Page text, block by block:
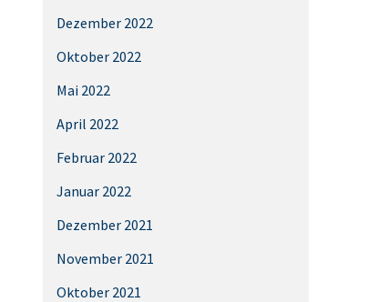
Dezember 2022
Oktober 2022
Mai 2022
April 2022
Februar 2022
Januar 2022
Dezember 2021
November 2021
Oktober 2021